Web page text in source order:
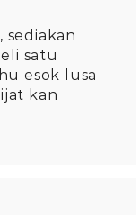
sediakan
satu
esok lusa
kan